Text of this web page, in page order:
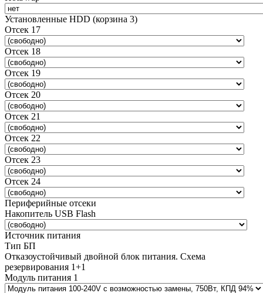
Установленные HDD (корзина 3)
Отсек 17
Отсек 18
Отсек 19
Отсек 20
Отсек 21
Отсек 22
Отсек 23
Отсек 24
Периферийные отсеки
Накопитель USB Flash
Источник питания
Тип БП
Отказоустойчивый двойной блок питания. Схема
резервирования 1+1
Модуль питания 1